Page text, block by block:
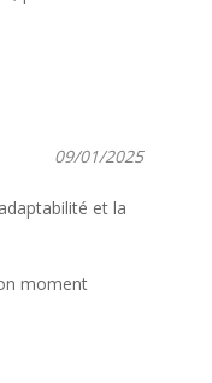
09/01/2025
et la
moment